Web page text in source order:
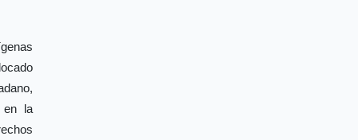
en la